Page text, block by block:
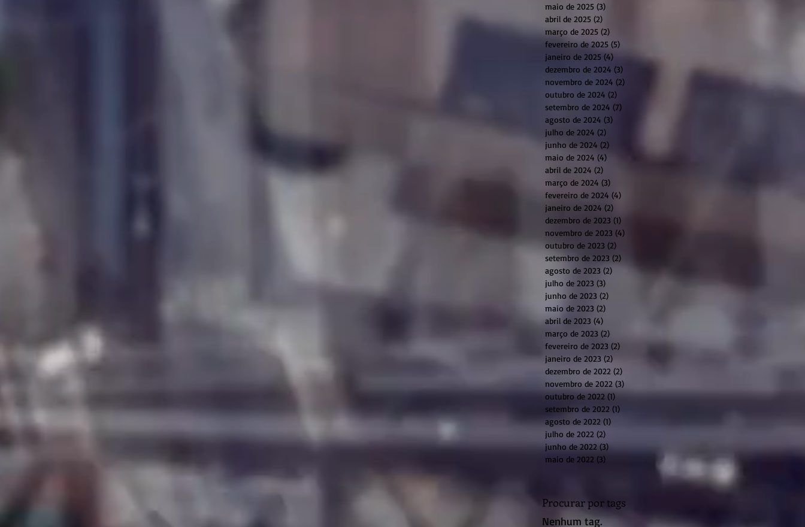
maio de 2025 (3)
abril de 2025 (2)
março de 2025 (2)
fevereiro de 2025 (5)
janeiro de 2025 (4)
dezembro de 2024 (3)
novembro de 2024 (2)
outubro de 2024 (2)
setembro de 2024 (7)
agosto de 2024 (3)
julho de 2024 (2)
junho de 2024 (2)
maio de 2024 (4)
abril de 2024 (2)
março de 2024 (3)
fevereiro de 2024 (4)
janeiro de 2024 (2)
dezembro de 2023 (1)
novembro de 2023 (4)
outubro de 2023 (2)
setembro de 2023 (2)
agosto de 2023 (2)
julho de 2023 (3)
junho de 2023 (2)
maio de 2023 (2)
abril de 2023 (4)
março de 2023 (2)
fevereiro de 2023 (2)
janeiro de 2023 (2)
dezembro de 2022 (2)
novembro de 2022 (3)
outubro de 2022 (1)
setembro de 2022 (1)
agosto de 2022 (1)
julho de 2022 (2)
junho de 2022 (3)
maio de 2022 (3)
Procurar por tags
Nenhum tag.